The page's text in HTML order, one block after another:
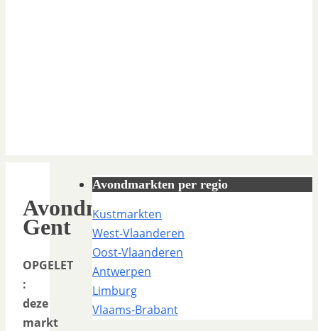
Avondmarkt
Gent
OPGELET
:
deze
markt
Avondmarkten per regio
Kustmarkten
West-Vlaanderen
Oost-Vlaanderen
Antwerpen
Limburg
Vlaams-Brabant